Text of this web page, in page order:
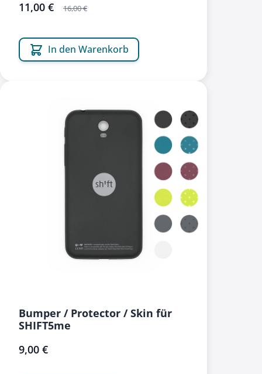
sonderangebot
11,00 € 16,00 €
In den Warenkorb
Bumper / Protector / Skin für
SHIFT5me
9,00 €